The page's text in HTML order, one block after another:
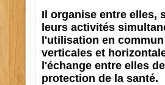
Il organise entre elles,
leurs activités
l'utilisation en
verticales et
l'échange entre elles
protection de la santé.